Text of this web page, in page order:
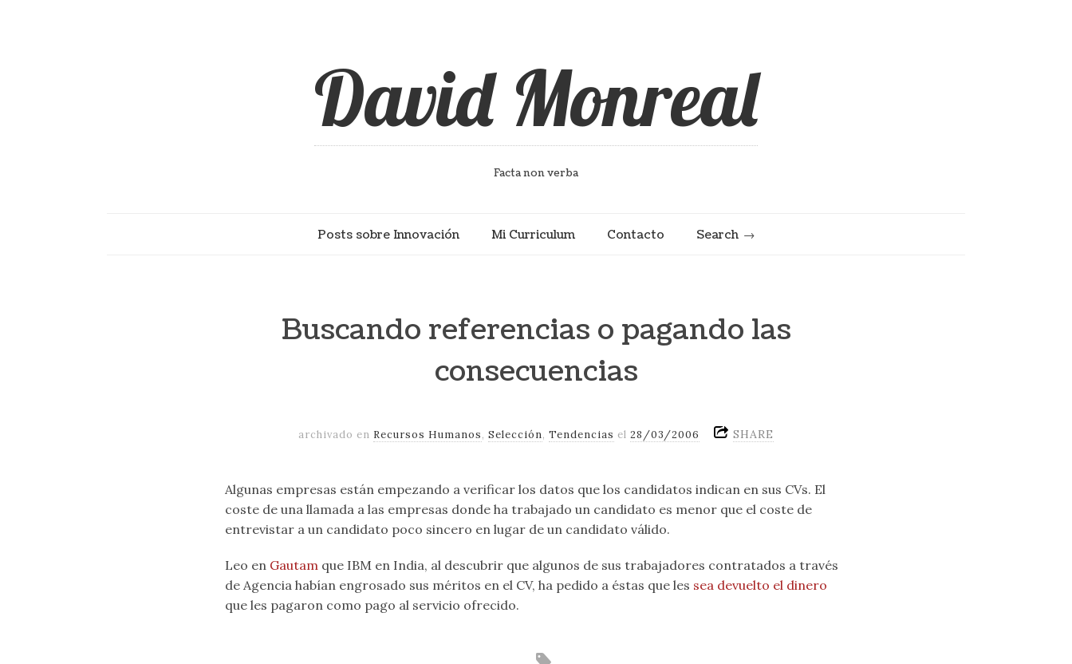
David Monreal
Facta non verba
Posts sobre Innovación Mi Curriculum Contacto Search
Buscando referencias o pagando las
consecuencias
archivado en Recursos Humanos, Selección, Tendencias el 28/03/2006 SHARE
Algunas empresas están empezando a verificar los datos que los candidatos indican en sus CVs. El
coste de una llamada a las empresas donde ha trabajado un candidato es menor que el coste de
entrevistar a un candidato poco sincero en lugar de un candidato válido.
Leo en Gautam que IBM en India, al descubrir que algunos de sus trabajadores contratados a través
de Agencia habían engrosado sus méritos en el CV, ha pedido a éstas que les sea devuelto el dinero
que les pagaron como pago al servicio ofrecido.